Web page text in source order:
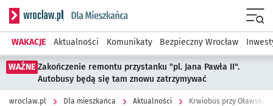
Serwis informacyjny wroclaw.pl podserwis: Dla mieszkańca
WAKACJE Aktualności Komunikaty Bezpieczny Wrocław
WAŻNE Zakończenie remontu przystanku "pl. Jana Pawła II".
Autobusy będą się tam znowu zatrzymywać
wroclaw.pl Dla mieszkańca Aktualności Krwiobus przy